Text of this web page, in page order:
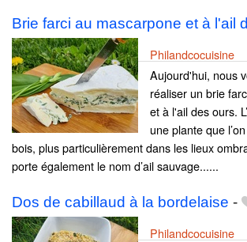
Brie farci au mascarpone et à l'ail
Philandcocuisine
Aujourd'hui, nous
réaliser un brie
et à l'ail des ours.
une plante que
bois, plus particulièrement dans les lieux
porte également le nom d’ail sauvage......
Dos de cabillaud à la bordelaise -
Philandcocuisine